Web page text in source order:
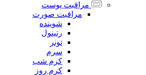
مراقبت پوست
مراقبت صورت
شوینده
رتینول
تونر
سرم
کرم شب
کرم روز